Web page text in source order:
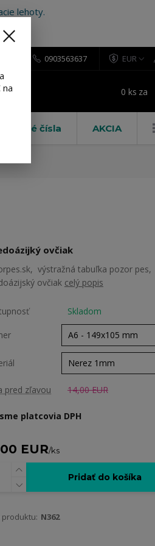
lehoty.
EUR
0903563637
0 ks za
Domové čísla AKCIA
ovčiak
výstražná tabuľka pozor pes,
ovčiak celý popis
Skladom
pred zľavou 14,00 EUR
platcovia DPH
EUR/ks
Pridať do košíka
produktu: N362